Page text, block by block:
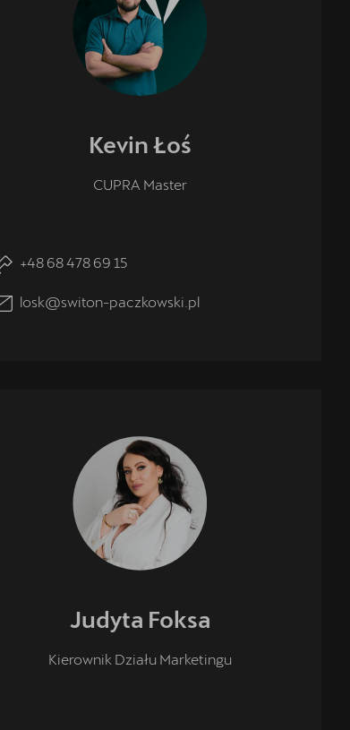
Kevin Łoś
CUPRA Master
+48 68 478 69 15
losk@switon-paczkowski.pl
Judyta Foksa
Kierownik Działu Marketingu